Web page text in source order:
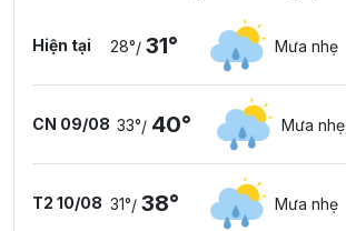
Hiện tại 28°/ 31° Mưa nhẹ
CN 09/08 33°/ 40° Mưa nhẹ
T2 10/08 31°/ 38° Mưa nhẹ